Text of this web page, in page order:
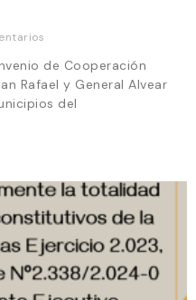
de Cooperación
Rafael y General Alvear
del